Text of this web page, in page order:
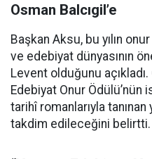
Osman Balcıgil’e
Başkan Aksu, bu yılın
ve edebiyat dünyasının
Levent olduğunu
Edebiyat Onur
tarihî romanlarıyla tanınan
takdim edileceğini belirtti.